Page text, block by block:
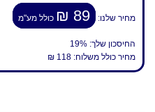
מחיר שלנו: 89 ₪ כולל מע"מ
החיסכון שלך: 19%
מחיר כולל משלוח: 118 ₪